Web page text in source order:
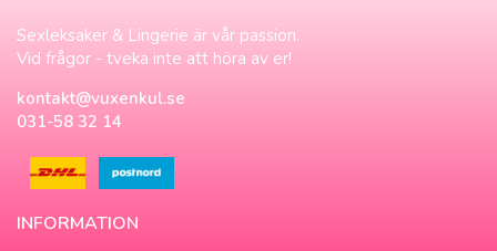
Sexleksaker & Lingerie är vår passion.
Vid frågor - tveka inte att höra av er!
kontakt@vuxenkul.se
031-58 32 14
INFORMATION